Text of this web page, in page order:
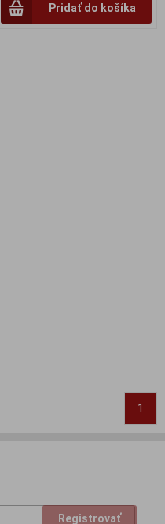
Pridať do košíka
1
Registrovať